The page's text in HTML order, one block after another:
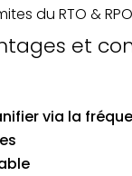
du RTO & RPO
et
via la